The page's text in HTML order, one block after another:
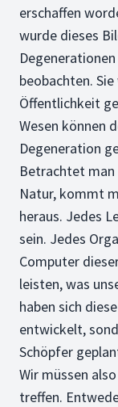
erschaffen
wurde dieses
beobachten.
Öffentlichkeit
Wesen können
Degeneration
Betrachtet
Natur, kommt
heraus. Jedes
sein. Jedes
Computer
leisten, was
haben sich
entwickelt,
Schöpfer
Wir müssen
treffen.